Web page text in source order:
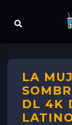
LA
DL 4K